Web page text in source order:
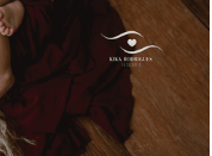
0